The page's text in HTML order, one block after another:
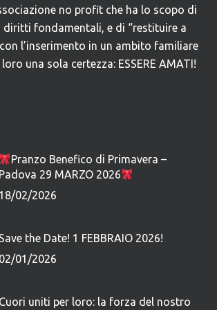
no profit che ha lo scopo di
fondamentali, e di “restituire a
l’inserimento in un ambito familiare
una sola certezza: ESSERE AMATI!
Pranzo Benefico di Primavera –
Padova 29 MARZO 2026
18/02/2026
Save the Date! 1 FEBBRAIO 2026!
02/01/2026
Cuori uniti per loro: la forza del nostro